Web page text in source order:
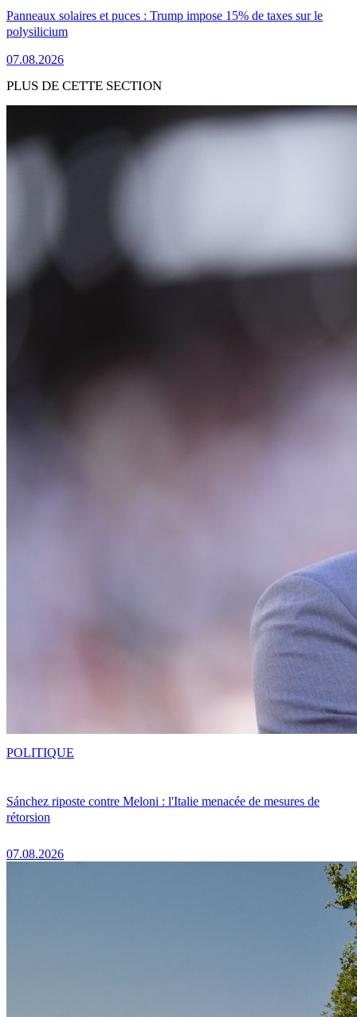
Panneaux solaires et puces : Trump impose 15% de taxes sur le
polysilicium
07.08.2026
PLUS DE CETTE SECTION
Sánchez riposte contre Meloni : l'Italie menacée de mesures de
rétorsion
07.08.2026
POLITIQUE